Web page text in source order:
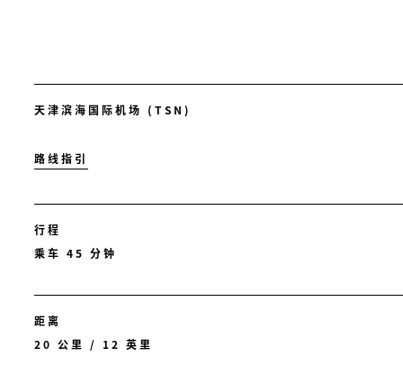
天津滨海国际机场 (TSN)
路线指引
行程
乘车 45 分钟
距离
20 公里 / 12 英里